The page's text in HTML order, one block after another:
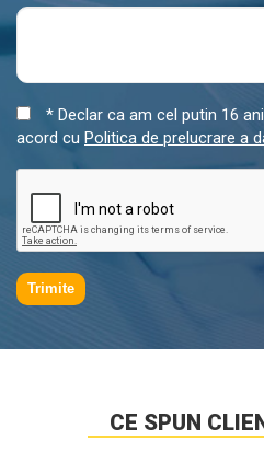
* Declar ca am cel putin 16
acord cu Politica de prelucrare a
Trimite
CE SPUN